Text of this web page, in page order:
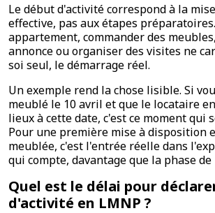
Le début d'activité correspond à la
effective, pas aux étapes
appartement, commander des
annonce ou organiser des visites ne
soi seul, le démarrage réel.
Un exemple rend la chose lisible. Si
meublé le 10 avril et que le locataire
lieux à cette date, c'est ce moment qui
Pour une première mise à disposition
meublée, c'est l'entrée réelle dans
qui compte, davantage que la phase
Quel est le délai pour
d'activité en LMNP ?